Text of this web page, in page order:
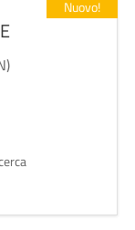
Nuovo!